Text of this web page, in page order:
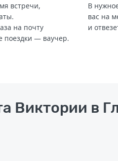
встречи,
на почту
поездки — ваучер.
В
вас на
и
Виктории в